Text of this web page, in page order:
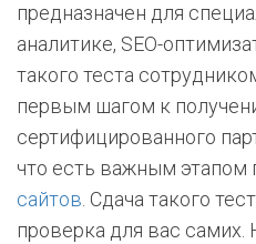
предназначен для
аналитике, SEO-
такого теста
первым шагом к
сертифицированного
что есть важным этапом
сайтов . Сдача такого
проверка для вас